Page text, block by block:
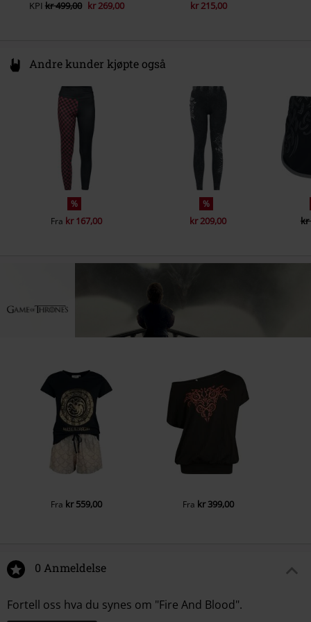
KPI kr 499,00 kr 269,00 kr 215,00
Andre kunder kjøpte også
%
Fra kr 167,00
%
kr 209,00 kr
Fra kr 559,00 Fra kr 399,00
0 Anmeldelse
Fortell oss hva du synes om "Fire And Blood".